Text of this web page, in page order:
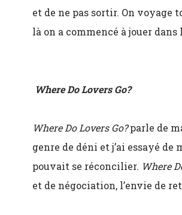
et de ne pas sortir. On voyage
là on a commencé à jouer dans
Where Do Lovers Go?
Where Do Lovers Go?parle de
genre de déni et j’ai essayé
pouvait se réconcilier. Where
et de négociation, l’envie de